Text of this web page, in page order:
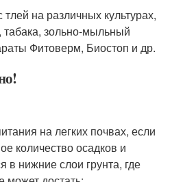
на различных культурах,
табака, зольно-мыльный
Фитоверм, Биостоп и др.
на легких почвах, если
количество осадков и
нижние слои грунта, где